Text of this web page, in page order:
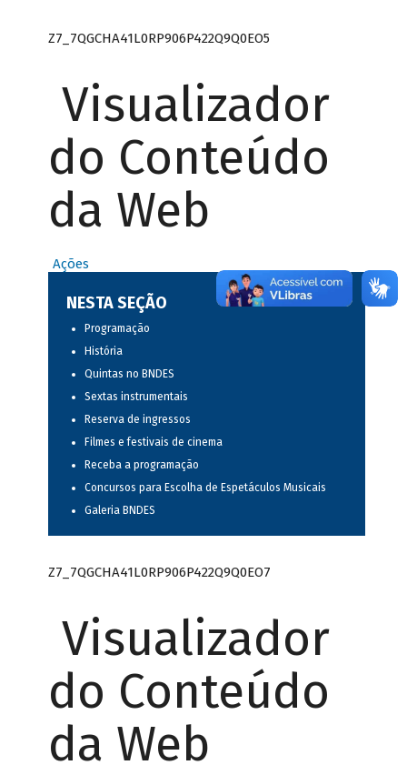
Z7_7QGCHA41L0RP906P422Q9Q0EO5
Visualizador
do Conteúdo
da Web
Ações
NESTA SEÇÃO
Programação
História
Quintas no BNDES
Sextas instrumentais
Reserva de ingressos
Filmes e festivais de cinema
Receba a programação
Concursos para Escolha de Espetáculos Musicais
Galeria BNDES
Z7_7QGCHA41L0RP906P422Q9Q0EO7
Visualizador
do Conteúdo
da Web